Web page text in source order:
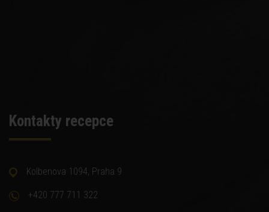
Kontakty recepce
Kolbenova 1094, Praha 9
+420 777 711 322